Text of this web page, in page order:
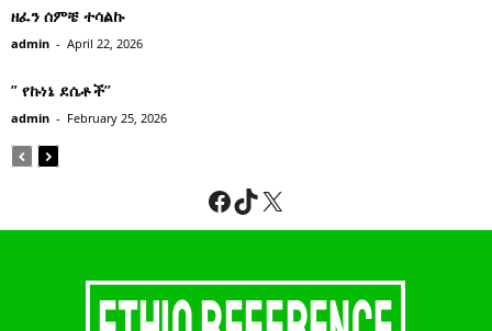
ዘፈን ሰምቼ ተሳልኩ
admin - April 22, 2026
” የኩነኔ ደሴቶች’’
admin - February 25, 2026
Facebook
TikTok
X